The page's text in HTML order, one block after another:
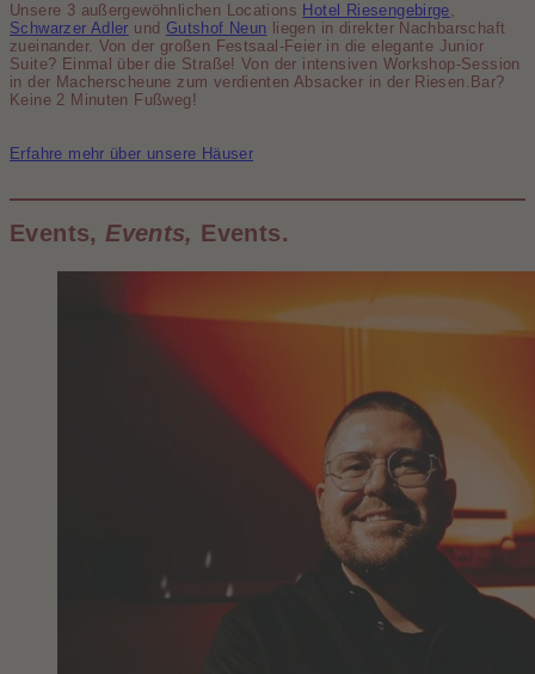
Unsere 3 außergewöhnlichen Locations Hotel Riesengebirge,
Schwarzer Adler und Gutshof Neun liegen in direkter Nachbarschaft
zueinander. Von der großen Festsaal-Feier in die elegante Junior
Suite? Einmal über die Straße! Von der intensiven Workshop-Session
in der Macherscheune zum verdienten Absacker in der Riesen.Bar?
Keine 2 Minuten Fußweg!
Erfahre mehr über unsere Häuser
Events, Events, Events.